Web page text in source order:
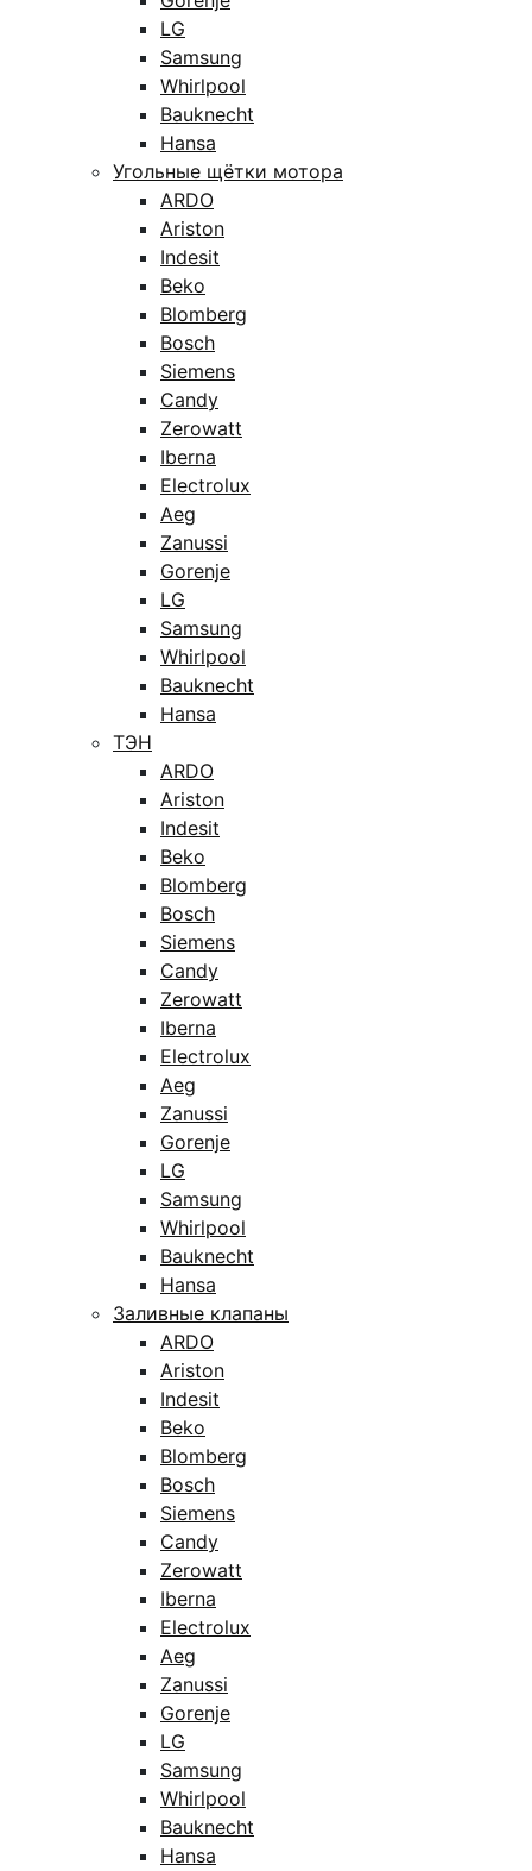
LG
Samsung
Whirlpool
Bauknecht
Hansa
Угольные щётки мотора
ARDO
Ariston
Indesit
Beko
Blomberg
Bosch
Siemens
Candy
Zerowatt
Iberna
Electrolux
Aeg
Zanussi
Gorenje
LG
Samsung
Whirlpool
Bauknecht
Hansa
ТЭН
ARDO
Ariston
Indesit
Beko
Blomberg
Bosch
Siemens
Candy
Zerowatt
Iberna
Electrolux
Aeg
Zanussi
Gorenje
LG
Samsung
Whirlpool
Bauknecht
Hansa
Заливные клапаны
ARDO
Ariston
Indesit
Beko
Blomberg
Bosch
Siemens
Candy
Zerowatt
Iberna
Electrolux
Aeg
Zanussi
Gorenje
LG
Samsung
Whirlpool
Bauknecht
Hansa